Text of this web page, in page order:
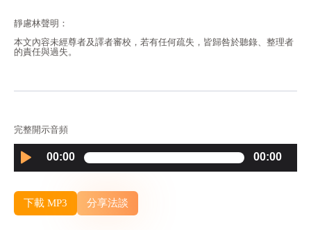
靜慮林聲明：
本文內容未經尊者及譯者審校，若有任何疏失，皆歸咎於聽錄、整理者
的責任與過失。
完整開示音頻
Audio
Player
00:00 00:00
下載 MP3 分享法談